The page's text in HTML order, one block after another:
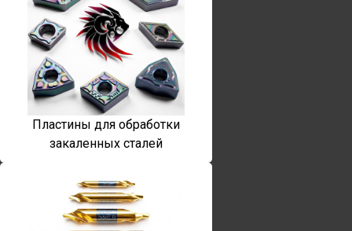
Пластины для обработки
закаленных сталей